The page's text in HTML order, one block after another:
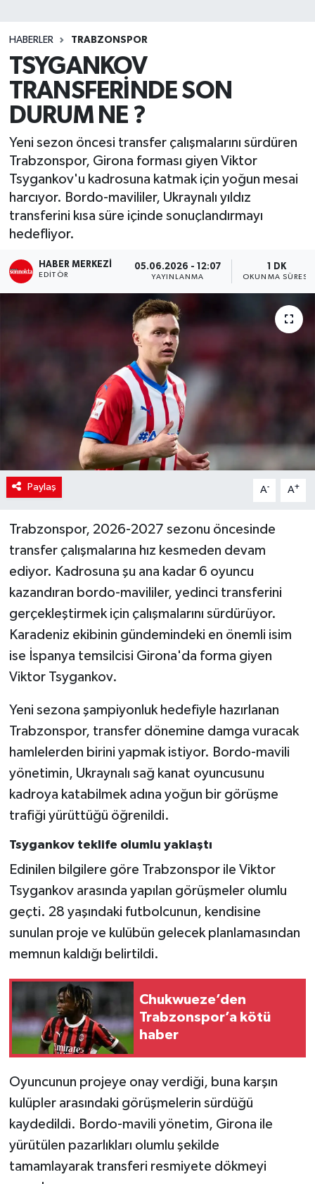
HABERLER TRABZONSPOR
TSYGANKOV
TRANSFERİNDE SON
DURUM NE ?
Yeni sezon öncesi transfer çalışmalarını sürdüren
Trabzonspor, Girona forması giyen Viktor
Tsygankov'u kadrosuna katmak için yoğun mesai
harcıyor. Bordo-mavililer, Ukraynalı yıldız
transferini kısa süre içinde sonuçlandırmayı
hedefliyor.
HABER MERKEZI
EDITÖR
05.06.2026 - 12:07
YAYINLANMA
1 DK
OKUNMA SÜRESI
Paylaş A- A+
Trabzonspor, 2026-2027 sezonu öncesinde
transfer çalışmalarına hız kesmeden devam
ediyor. Kadrosuna şu ana kadar 6 oyuncu
kazandıran bordo-mavililer, yedinci transferini
gerçekleştirmek için çalışmalarını sürdürüyor.
Karadeniz ekibinin gündemindeki en önemli isim
ise İspanya temsilcisi Girona'da forma giyen
Viktor Tsygankov.
Yeni sezona şampiyonluk hedefiyle hazırlanan
Trabzonspor, transfer dönemine damga vuracak
hamlelerden birini yapmak istiyor. Bordo-mavili
yönetimin, Ukraynalı sağ kanat oyuncusunu
kadroya katabilmek adına yoğun bir görüşme
trafiği yürüttüğü öğrenildi.
Tsygankov teklife olumlu yaklaştı
Edinilen bilgilere göre Trabzonspor ile Viktor
Tsygankov arasında yapılan görüşmeler olumlu
geçti. 28 yaşındaki futbolcunun, kendisine
sunulan proje ve kulübün gelecek planlamasından
memnun kaldığı belirtildi.
Chukwueze’den
Trabzonspor’a kötü
haber
Oyuncunun projeye onay verdiği, buna karşın
kulüpler arasındaki görüşmelerin sürdüğü
kaydedildi. Bordo-mavili yönetim, Girona ile
yürütülen pazarlıkları olumlu şekilde
tamamlayarak transferi resmiyete dökmeyi
Teknoloji
TRABZON
Yaşam